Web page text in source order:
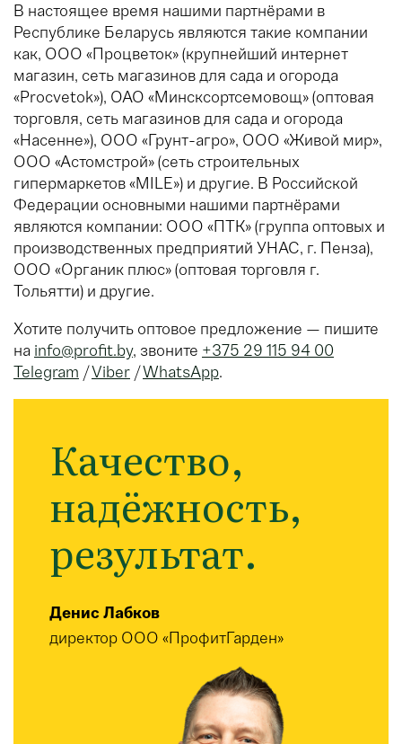
В настоящее время нашими партнёрами в
Республике Беларусь являются такие компании
как, ООО «Процветок» (крупнейший интернет
магазин, сеть магазинов для сада и огорода
«Procvetok»), ОАО «Минсксортсемовощ» (оптовая
торговля, сеть магазинов для сада и огорода
«Насенне»), ООО «Грунт-агро», ООО «Живой мир»,
ООО «Астомстрой» (сеть строительных
гипермаркетов «MILE») и другие. В Российской
Федерации основными нашими партнёрами
являются компании: ООО «ПТК» (группа оптовых и
производственных предприятий УНАС, г. Пенза),
ООО «Органик плюс» (оптовая торговля г.
Тольятти) и другие.
Хотите получить оптовое предложение — пишите
на info@profit.by, звоните +375 29 115 94 00
Telegram /Viber /WhatsApp.
Качество,
надёжность,
результат.
Денис Лабков
директор ООО «ПрофитГарден»